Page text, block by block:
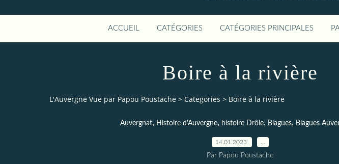
ACCUEIL CATÉGORIES CATÉGORIES PRINCIPALES
Boire à la rivière
L'Auvergne Vue par Papou Poustache > Categories > Boire à la rivière
Auvergnat, Histoire d'Auvergne, histoire Drôle, Blagues, Blagues
14.01.2023
Par Papou Poustache